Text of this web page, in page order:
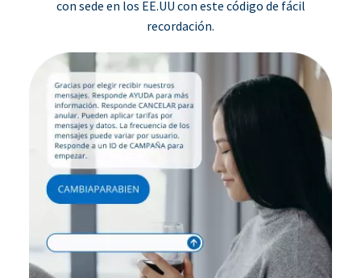
con sede en los EE.UU con este código de fácil
recordación.